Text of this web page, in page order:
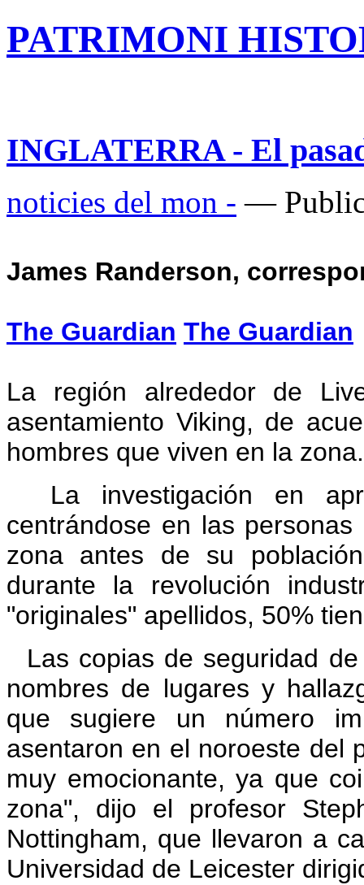
PATRIMONI
INGLATERRA - El
noticies del mon - —
James Randerson,
The Guardian The Guardian
La región alrededor de
asentamiento Viking, de
hombres que viven en la zona.
La investigación en
centrándose en las
zona antes de su
durante la revolución
"originales" apellidos, 50%
Las copias de seguridad
nombres de lugares y
que sugiere un número
asentaron en el noroeste del
muy emocionante, ya que
zona", dijo el profesor
Nottingham, que llevaron a
Universidad de Leicester